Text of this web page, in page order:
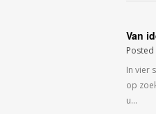
Van
Posted
In vier
op
u…